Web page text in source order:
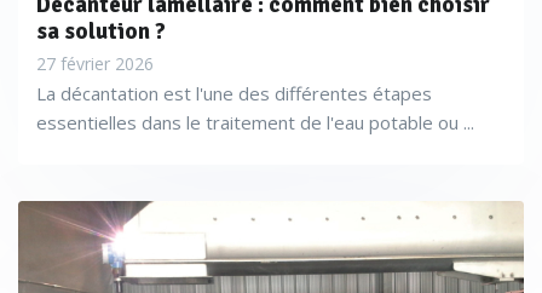
sa solution ?
27 février 2026
La décantation est l'une des différentes étapes
essentielles dans le traitement de l'eau potable ou ...